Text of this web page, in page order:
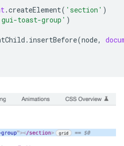
.createElement( 'section' )
toast-group' )
. insertBefore(node,